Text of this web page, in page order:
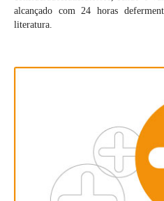
alcançado com 24 horas
literatura.